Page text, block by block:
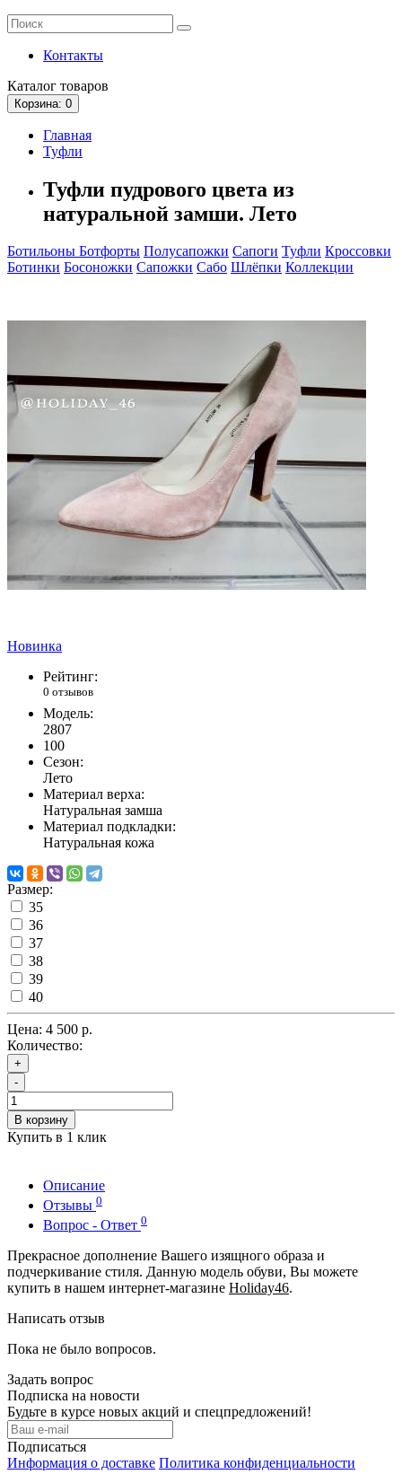
Контакты
Каталог товаров
Корзина: 0
Главная
Туфли
Туфли пудрового цвета из
натуральной замши. Лето
Ботильоны Ботфорты Полусапожки Сапоги Туфли Кроссовки
Ботинки Босоножки Сапожки Сабо Шлёпки Коллекции
Новинка
Рейтинг:
0 отзывов
Модель:
2807
100
Сезон:
Лето
Материал верха:
Натуральная замша
Материал подкладки:
Натуральная кожа
Размер:
35
36
37
38
39
40
Цена: 4 500 р.
Количество:
+
-
В корзину
Купить в 1 клик
Описание
Отзывы 0
Вопрос - Ответ 0
Прекрасное дополнение Вашего изящного образа и
подчеркивание стиля. Данную модель обуви, Вы можете
купить в нашем интернет-магазине Holiday46.
Написать отзыв
Пока не было вопросов.
Задать вопрос
Подписка на новости
Будьте в курсе новых акций и спецпредложений!
Подписаться
Информация о доставке Политика конфиденциальности